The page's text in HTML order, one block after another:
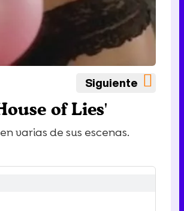
Siguiente
of Lies'
varias de sus escenas.